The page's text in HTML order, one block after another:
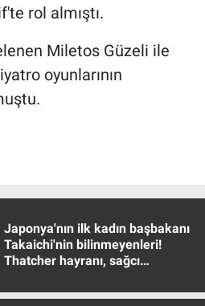
rol almıştı.
Miletos Güzeli ile
oyunlarının
Japonya'nın ilk kadın başbakanı
Takaichi'nin bilinmeyenleri!
Thatcher hayranı, sağcı